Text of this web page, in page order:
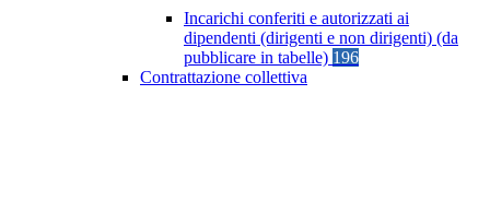
Incarichi conferiti e autorizzati ai
dipendenti (dirigenti e non dirigenti) (da
pubblicare in tabelle) 196
Contrattazione collettiva